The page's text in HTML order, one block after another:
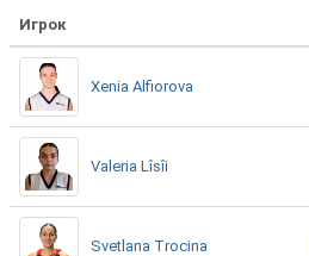
Игрок
Xenia Alfiorova
Valeria Lîsîi
Svetlana Trocina